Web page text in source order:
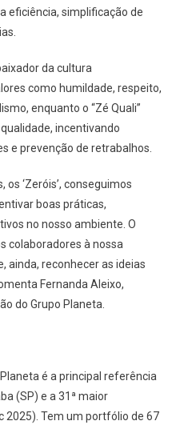
eficiência, simplificação de
da cultura
como humildade, respeito,
enquanto o “Zé Quali”
incentivando
e prevenção de retrabalhos.
‘Zeróis’, conseguimos
boas práticas,
no nosso ambiente. O
colaboradores à nossa
ainda, reconhecer as ideias
Fernanda Aleixo,
do Grupo Planeta.
é a principal referência
(SP) e a 31ª maior
2025). Tem um portfólio de 67